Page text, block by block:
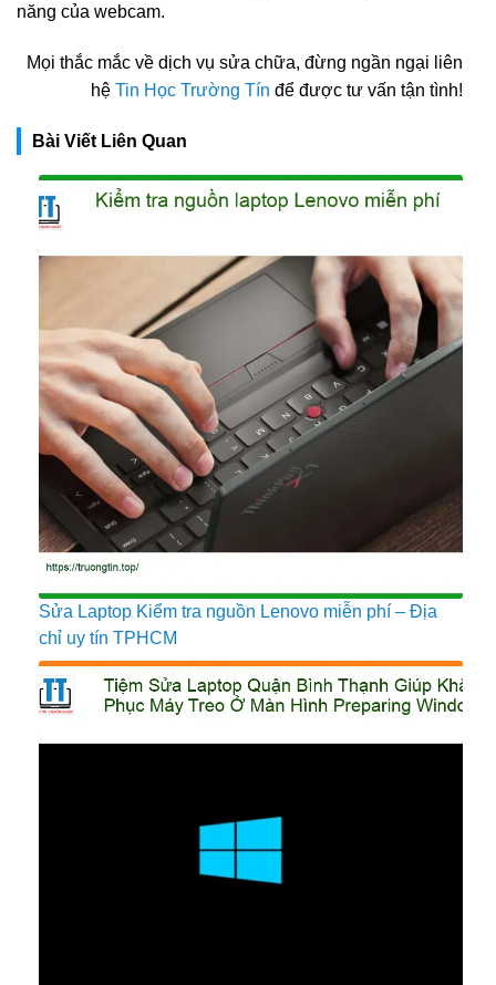
năng của webcam.
Mọi thắc mắc về dịch vụ sửa chữa, đừng ngần ngại liên
hệ Tin Học Trường Tín để được tư vấn tận tình!
Bài Viết Liên Quan
Sửa Laptop Kiểm tra nguồn Lenovo miễn phí – Địa
chỉ uy tín TPHCM